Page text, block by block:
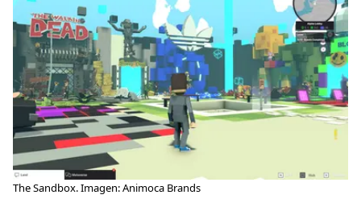
The Sandbox. Imagen: Animoca Brands